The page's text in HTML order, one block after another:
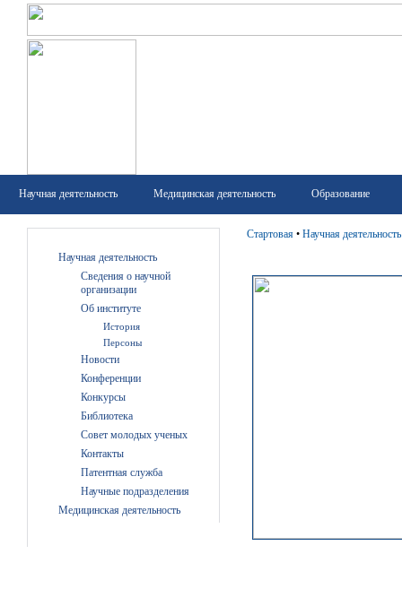
Научная деятельность Медицинская деятельность Образование
Научная деятельность
Сведения о научной
организации
Об институте
История
Персоны
Новости
Конференции
Конкурсы
Библиотека
Совет молодых ученых
Контакты
Патентная служба
Научные подразделения
Медицинская деятельность
Стартовая • Научная деятельность